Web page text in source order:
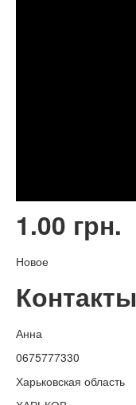
1.00 грн.
Новое
Контакты
Анна
0675777330
Харьковская область